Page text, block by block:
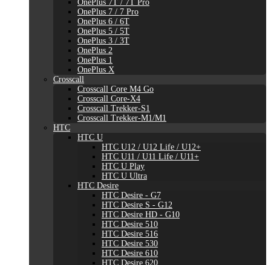
OnePlus 7T / 7T Pro
OnePlus 7 / 7 Pro
OnePlus 6 / 6T
OnePlus 5 / 5T
OnePlus 3 / 3T
OnePlus 2
OnePlus 1
OnePlus X
Crosscall
Crosscall Core M4 Go
Crosscall Core-X4
Crosscall Trekker-S1
Crosscall Trekker-M1/M1
HTC
HTC U
HTC U12 / U12 Life / U12+
HTC U11 / U11 Life / U11+
HTC U Play
HTC U Ultra
HTC Desire
HTC Desire - G7
HTC Desire S - G12
HTC Desire HD - G10
HTC Desire 510
HTC Desire 516
HTC Desire 530
HTC Desire 610
HTC Desire 620